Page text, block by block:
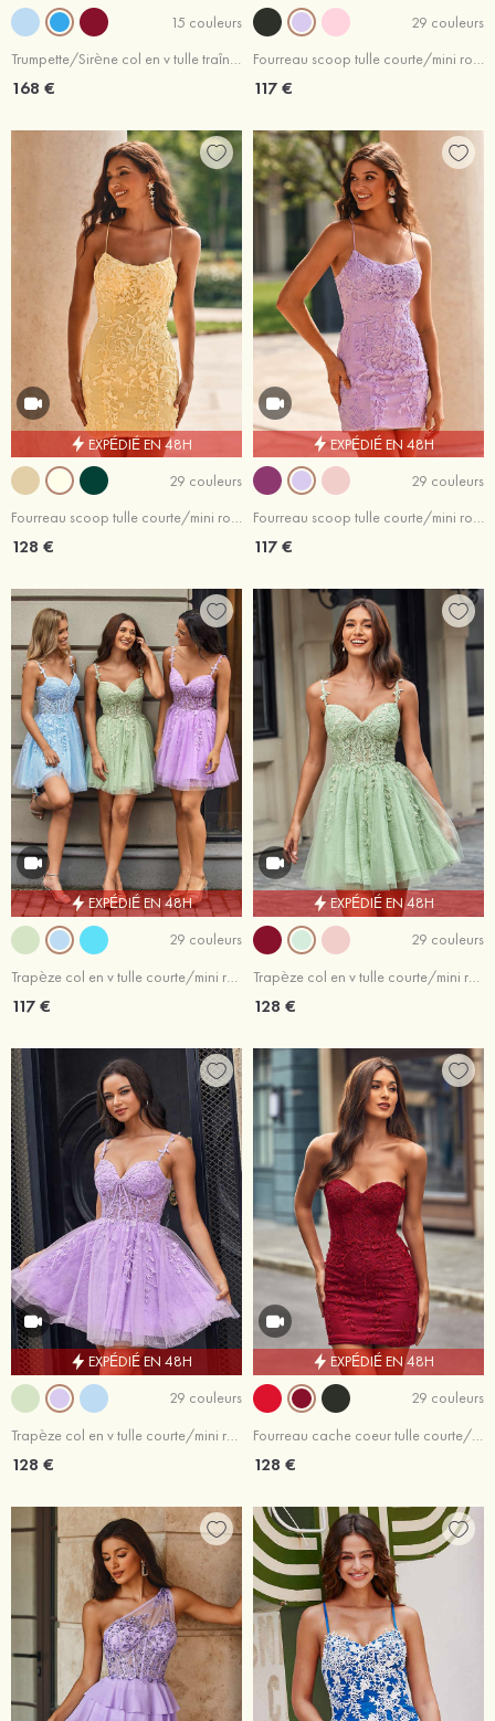
15 couleurs
Trumpette/Sirène col en v tulle traîne balayage robe de bal
168 €
29 couleurs
Fourreau scoop tulle courte/mini robe de fête de la rentrée
117 €
EXPÉDIÉ EN 48H
29 couleurs
Fourreau scoop tulle courte/mini robe de fête de la rentrée avec perles
128 €
EXPÉDIÉ EN 48H
29 couleurs
Fourreau scoop tulle courte/mini robe de fête de la rentrée avec dentelle
117 €
EXPÉDIÉ EN 48H
29 couleurs
117 €
EXPÉDIÉ EN 48H
29 couleurs
128 €
EXPÉDIÉ EN 48H
29 couleurs
Trapèze col en v tulle courte/mini robe de fête de la rentrée avec dentelle
128 €
EXPÉDIÉ EN 48H
29 couleurs
Fourreau cache coeur tulle courte/mini robe de fête de la rentrée
128 €